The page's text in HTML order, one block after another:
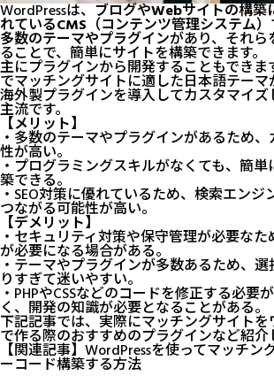
WordPressは、 ブログやWebサイトの構築
れているCMS（コンテンツ管理システム）
多数のテーマやプラグインがあり、それら
ることで、簡単にサイトを構築できます。
主にプラグインから開発することもできま
でマッチングサイトに適した日本語テーマ
海外製プラグインを導入してカスタマイズ
主流です。
【メリット】
・多数のテーマやプラグインがあるため
性が高い。
・プログラミングスキルがなくても、簡
築できる。
・SEO対策に優れているため、検索エンジ
つながる可能性が高い。
【デメリット】
・セキュリティ対策や保守管理が必要な
が必要になる場合がある。
・テーマやプラグインが多数あるため、
りすぎて迷いやすい。
・PHPやCSSなどのコードを修正する必要
く、開発の知識が必要となることがある。
下記記事では、実際にマッチングサイトを
で作る際のおすすめのプラグインなど紹介
【関連記事】 WordPressを使ってマッチン
ーコード構築する方法